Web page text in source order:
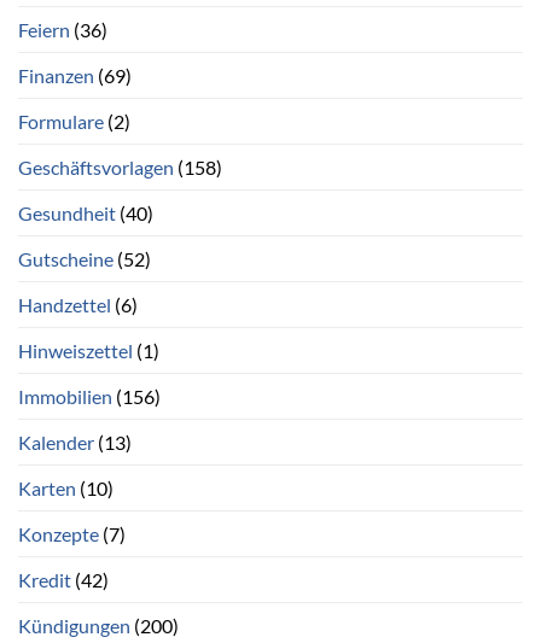
Feiern (36)
Finanzen (69)
Formulare (2)
Geschäftsvorlagen (158)
Gesundheit (40)
Gutscheine (52)
Handzettel (6)
Hinweiszettel (1)
Immobilien (156)
Kalender (13)
Karten (10)
Konzepte (7)
Kredit (42)
Kündigungen (200)